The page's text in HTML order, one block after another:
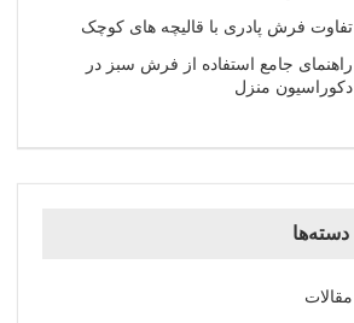
تفاوت فرش پادری با قالیچه‌ های کوچک
راهنمای جامع استفاده از فرش سبز در
دکوراسیون منزل
دسته‌ها
مقالات